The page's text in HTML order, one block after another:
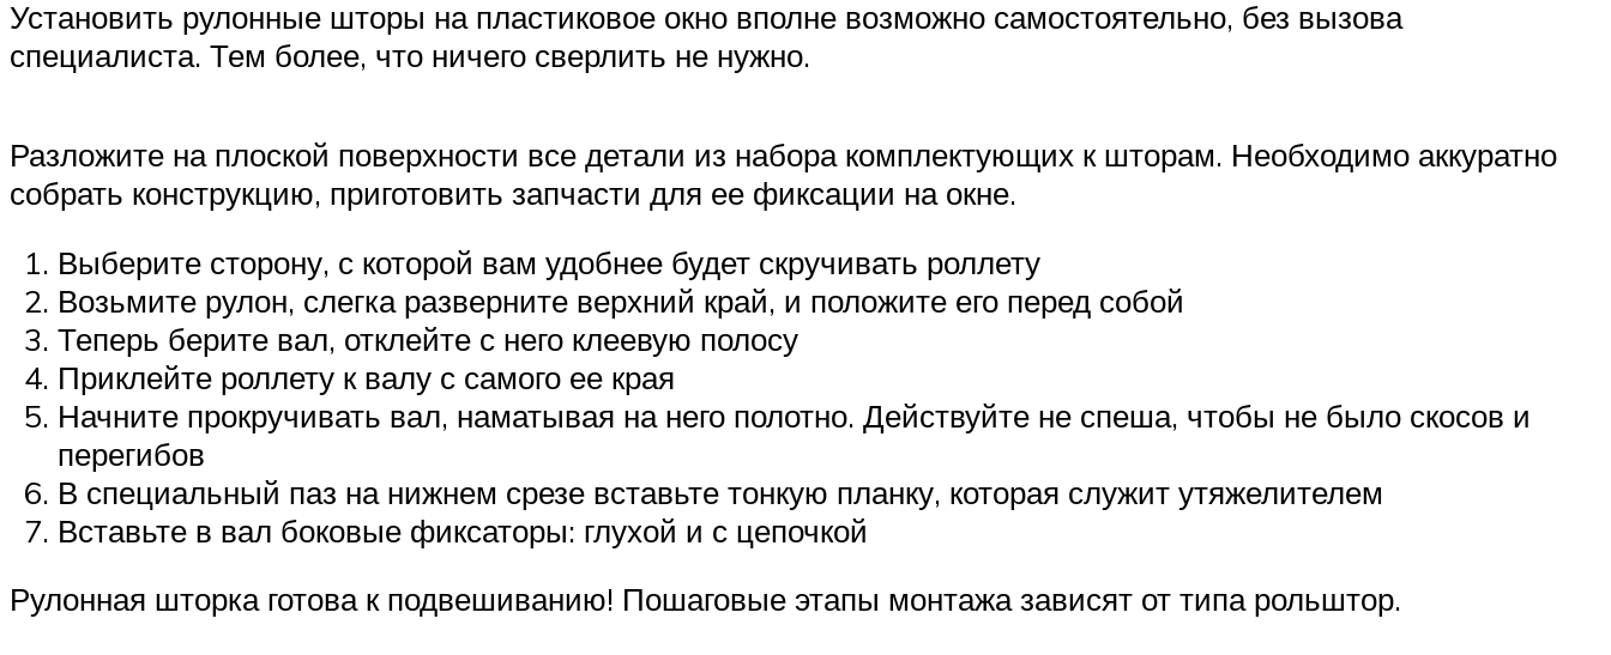
Установить рулонные шторы на пластиковое окно вполне возможно самостоятельно, без вызова
специалиста. Тем более, что ничего сверлить не нужно.
Разложите на плоской поверхности все детали из набора комплектующих к шторам. Необходимо аккуратно
собрать конструкцию, приготовить запчасти для ее фиксации на окне.
Выберите сторону, с которой вам удобнее будет скручивать роллету
Возьмите рулон, слегка разверните верхний край, и положите его перед собой
Теперь берите вал, отклейте с него клеевую полосу
Приклейте роллету к валу с самого ее края
Начните прокручивать вал, наматывая на него полотно. Действуйте не спеша, чтобы не было скосов и
перегибов
В специальный паз на нижнем срезе вставьте тонкую планку, которая служит утяжелителем
Вставьте в вал боковые фиксаторы: глухой и с цепочкой
Рулонная шторка готова к подвешиванию! Пошаговые этапы монтажа зависят от типа рольштор.